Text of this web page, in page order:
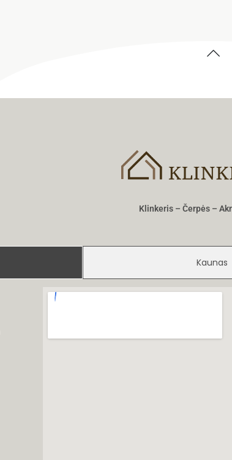
Klinkeris – Čerpės –
Kaunas